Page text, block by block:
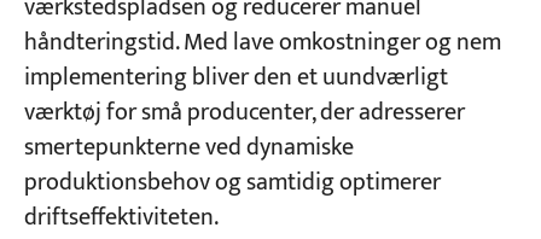
håndteringstid. Med lave omkostninger og nem
implementering bliver den et uundværligt
værktøj for små producenter, der adresserer
smertepunkterne ved dynamiske
produktionsbehov og samtidig optimerer
driftseffektiviteten.